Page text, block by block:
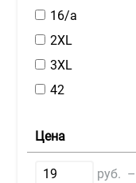
16/а
2XL
3XL
42
46
Цена
руб. –